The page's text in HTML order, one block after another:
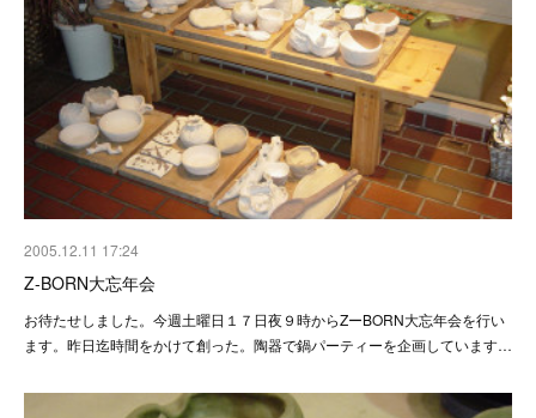
2005.12.11 17:24
Z-BORN大忘年会
お待たせしました。今週土曜日１７日夜９時からZーBORN大忘年会を行い
ます。昨日迄時間をかけて創った。陶器で鍋パーティーを企画しています…